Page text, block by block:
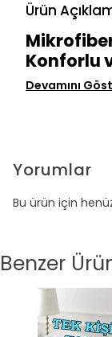
Ürün
Konforlu
Devamını
Yorumlar
Bu ürün için
Benzer